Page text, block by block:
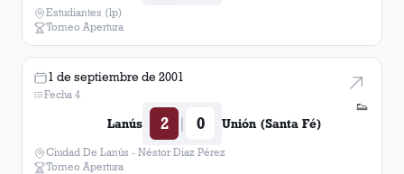
Estudiantes (lp)
Torneo Apertura
👟
1 de septiembre de 2001
Fecha 4
Lanús 2 | 0 Unión (Santa Fé)
Ciudad De Lanús - Néstor Diaz Pérez
Torneo Apertura